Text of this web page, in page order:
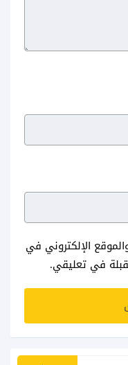
الإلكتروني في
في تعليقي.